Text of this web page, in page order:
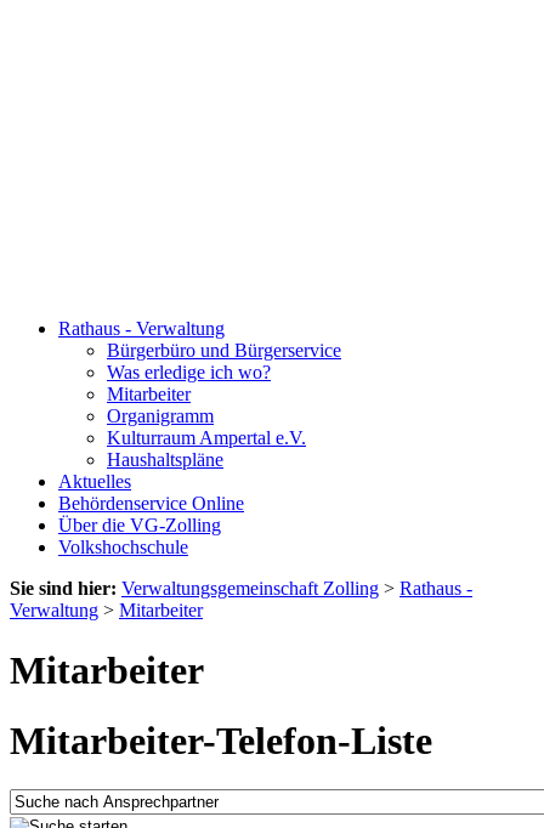
Rathaus - Verwaltung
Bürgerbüro und Bürgerservice
Was erledige ich wo?
Mitarbeiter
Organigramm
Kulturraum Ampertal e.V.
Haushaltspläne
Aktuelles
Behördenservice Online
Über die VG-Zolling
Volkshochschule
Sie sind hier: Verwaltungsgemeinschaft Zolling > Rathaus -
Verwaltung > Mitarbeiter
Mitarbeiter
Mitarbeiter-Telefon-Liste